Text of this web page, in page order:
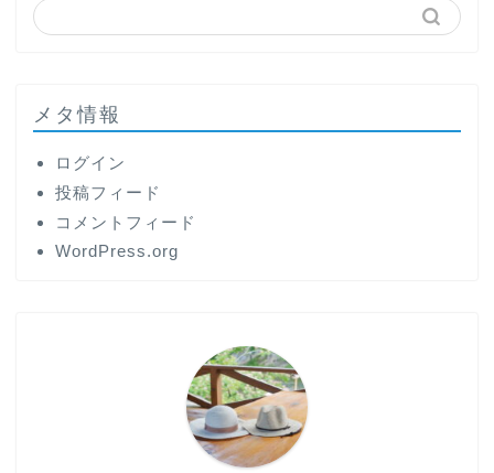
メタ情報
ログイン
投稿フィード
コメントフィード
WordPress.org